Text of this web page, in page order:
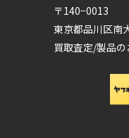
〒140−0013
東京都品川区南
買取査定/製品